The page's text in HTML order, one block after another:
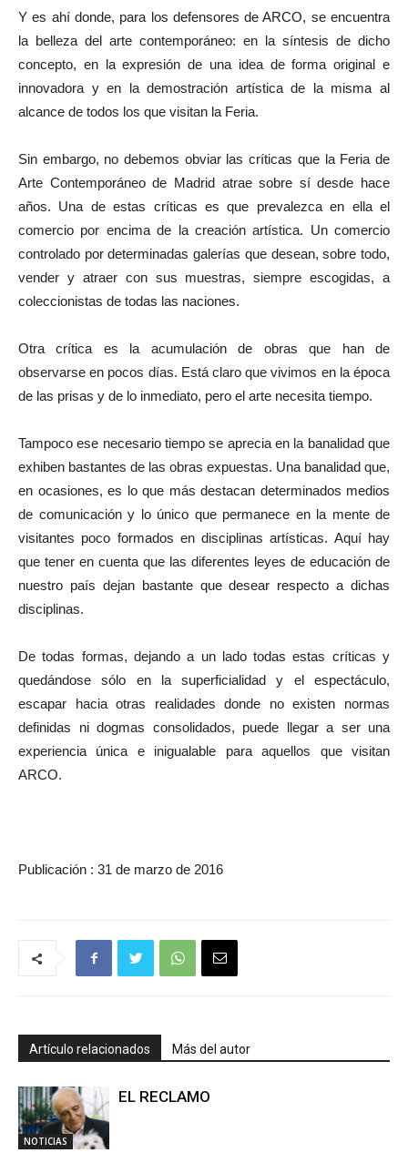
Y es ahí donde, para los defensores de ARCO, se encuentra
la belleza del arte contemporáneo: en la síntesis de dicho
concepto, en la expresión de una idea de forma original e
innovadora y en la demostración artística de la misma al
alcance de todos los que visitan la Feria.
Sin embargo, no debemos obviar las críticas que la Feria de
Arte Contemporáneo de Madrid atrae sobre sí desde hace
años. Una de estas críticas es que prevalezca en ella el
comercio por encima de la creación artística. Un comercio
controlado por determinadas galerías que desean, sobre todo,
vender y atraer con sus muestras, siempre escogidas, a
coleccionistas de todas las naciones.
Otra crítica es la acumulación de obras que han de
observarse en pocos días. Está claro que vivimos en la época
de las prisas y de lo inmediato, pero el arte necesita tiempo.
Tampoco ese necesario tiempo se aprecia en la banalidad que
exhiben bastantes de las obras expuestas. Una banalidad que,
en ocasiones, es lo que más destacan determinados medios
de comunicación y lo único que permanece en la mente de
visitantes poco formados en disciplinas artísticas. Aquí hay
que tener en cuenta que las diferentes leyes de educación de
nuestro país dejan bastante que desear respecto a dichas
disciplinas.
De todas formas, dejando a un lado todas estas críticas y
quedándose sólo en la superficialidad y el espectáculo,
escapar hacia otras realidades donde no existen normas
definidas ni dogmas consolidados, puede llegar a ser una
experiencia única e inigualable para aquellos que visitan
ARCO.
Publicación : 31 de marzo de 2016
Artículo relacionados Más del autor
NOTICIAS
EL RECLAMO